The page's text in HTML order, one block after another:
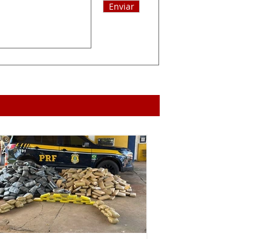
Enviar